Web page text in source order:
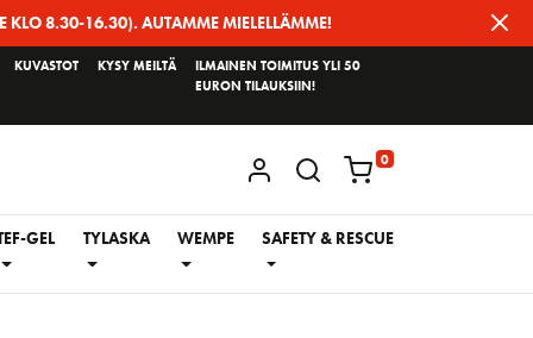
KLO 8.30-16.30). AUTAMME MIELELLÄMME!
KUVASTOT KYSY MEILTÄ
ILMAINEN TOIMITUS YLI 50
EURON TILAUKSIIN!
KIRJAUDU / REKISTERÖIDY
0
GEL TYLASKA WEMPE SAFETY & RESCUE